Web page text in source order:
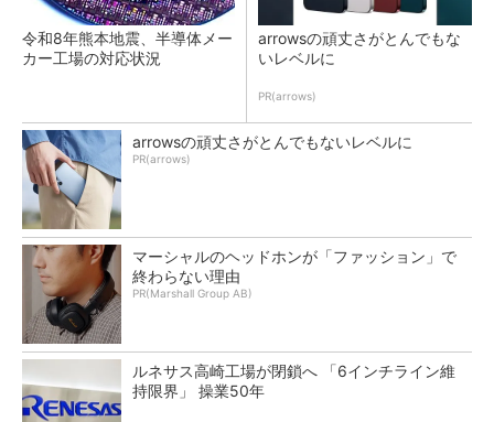
令和8年熊本地震、半導体メー
カー工場の対応状況
arrowsの頑丈さがとんでもな
いレベルに
PR(arrows)
arrowsの頑丈さがとんでもないレベルに
PR(arrows)
マーシャルのヘッドホンが「ファッション」で
終わらない理由
PR(Marshall Group AB)
ルネサス高崎工場が閉鎖へ 「6インチライン維
持限界」 操業50年